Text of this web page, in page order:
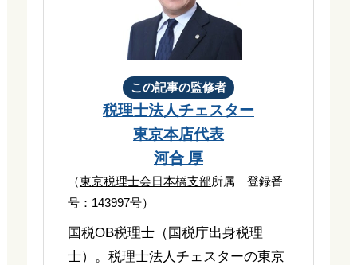
この記事の監修者
税理士法人チェスター
東京本店代表
河合 厚
（東京税理士会日本橋支部所属｜登録番
号：143997号）
国税OB税理士（国税庁出身税理
士）。税理士法人チェスターの東京